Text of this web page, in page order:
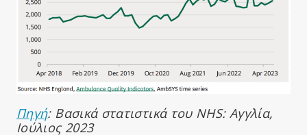
Πηγή: Βασικά στατιστικά του NHS: Αγγλία,
Ιούλιος 2023